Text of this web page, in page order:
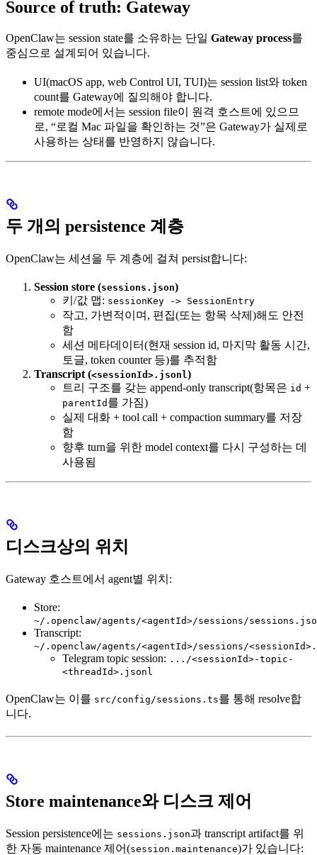
Source of truth: Gateway
OpenClaw는 session state를 소유하는 단일 Gateway process를
중심으로 설계되어 있습니다.
UI(macOS app, web Control UI, TUI)는 session list와 token
count를 Gateway에 질의해야 합니다.
remote mode에서는 session file이 원격 호스트에 있으므
로, “로컬 Mac 파일을 확인하는 것”은 Gateway가 실제로
사용하는 상태를 반영하지 않습니다.
두 개의 persistence 계층
OpenClaw는 세션을 두 계층에 걸쳐 persist합니다:
Session store (sessions.json)
키/값 맵: sessionKey -> SessionEntry
작고, 가변적이며, 편집(또는 항목 삭제)해도 안전
함
세션 메타데이터(현재 session id, 마지막 활동 시간,
토글, token counter 등)를 추적함
Transcript (<sessionId>.jsonl )
트리 구조를 갖는 append-only transcript(항목은 id +
parentId 를 가짐)
실제 대화 + tool call + compaction summary를 저장
함
향후 turn을 위한 model context를 다시 구성하는 데
사용됨
디스크상의 위치
Gateway 호스트에서 agent별 위치:
Store:
~/.openclaw/agents/<agentId>/sessions/
Transcript:
~/.openclaw/agents/<agentId>/sessions/
Telegram topic session: .../<sessionId>-topic-
<threadId>.jsonl
OpenClaw는 이를 src/config/sessions.ts를 통해 resolve합
니다.
Store maintenance와 디스크 제어
Session persistence에는 sessions.json과 transcript artifact를 위
한 자동 maintenance 제어(session.maintenance)가 있습니다: